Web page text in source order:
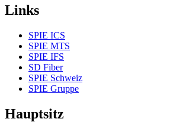
Links
SPIE ICS
SPIE MTS
SPIE IFS
SD Fiber
SPIE Schweiz
SPIE Gruppe
Hauptsitz